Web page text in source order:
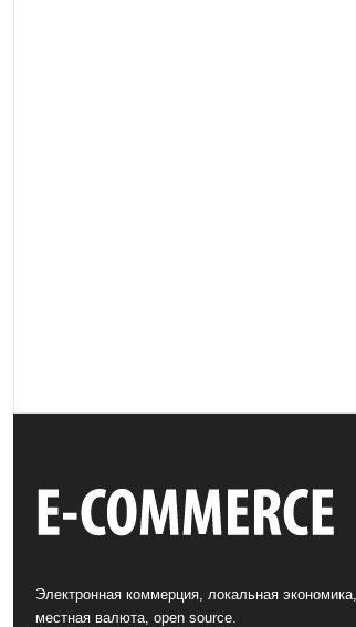
Электронная коммерция, локальная экономика,
местная валюта, open source.